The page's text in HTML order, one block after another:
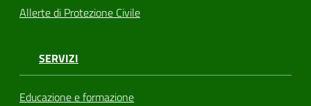
Allerte di Protezione Civile
SERVIZI
Educazione e formazione